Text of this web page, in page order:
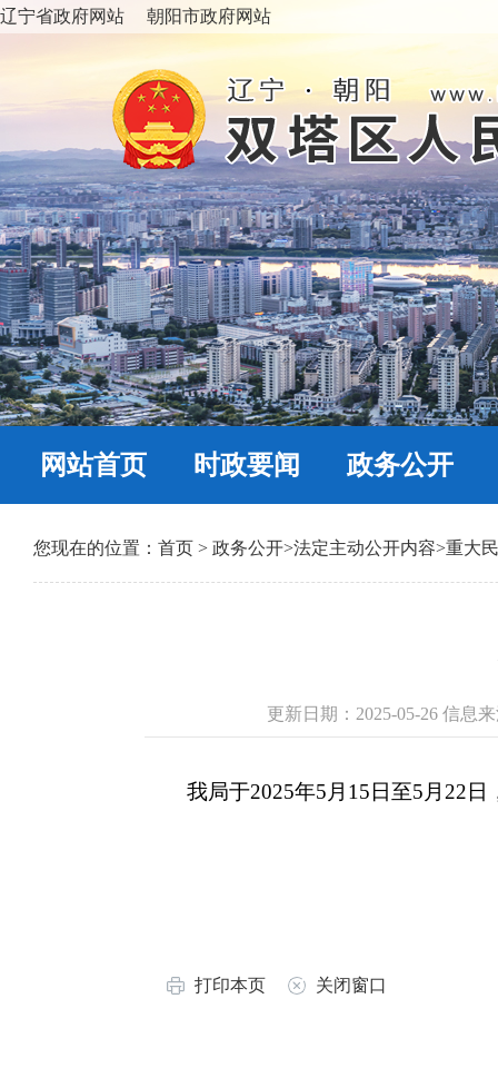
辽宁省政府网站 朝阳市政府网站
网站首页 时政要闻 政务公开
您现在的位置： 首页 > 政务公开>法定主动公开内容>重大
更新日期：2025-05-26 信息
我局于2025年5月15日至5月22日
打印本页 关闭窗口